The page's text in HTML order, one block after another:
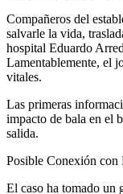
Compañeros del
salvarle la vida,
hospital Eduardo
Lamentablemente, el
vitales.
Las primeras
impacto de bala en el
salida.
Posible Conexión con
El caso ha tomado un